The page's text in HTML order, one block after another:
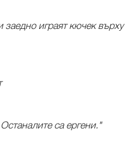
играят кючек върху
са ергени."